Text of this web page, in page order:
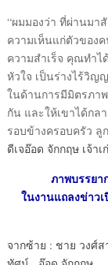
“ผมมองว่า ที่ผ่านมา
ความเห็นแก่ตัวของ
ความสำเร็จ คุณทำไ
หัวใจ เป็นร่างไร้วิญ
ในด้านการมีมิตรภา
กัน และให้เขาได้กล
รอบข้างครอบครัว ลู
ดีเจอ๊อด จักกฤษ เจ้า
ภาพบรรยา
ในงานแถลงข่าว
จากซ้าย : ชาย วงศ์